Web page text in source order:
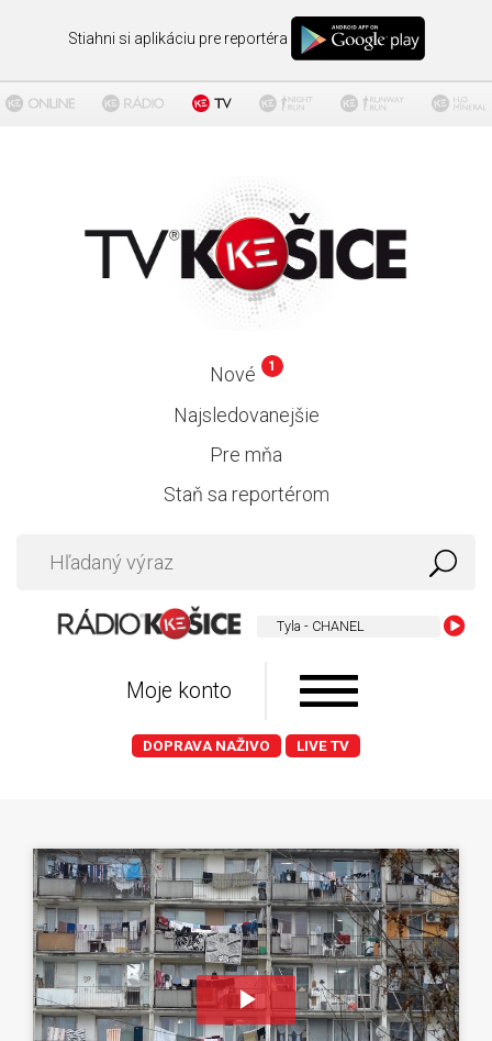
Stiahni si aplikáciu pre reportéra
Nové 1
Najsledovanejšie
Pre mňa
Staň sa reportérom
Tyla - CHANEL
Moje konto
DOPRAVA NAŽIVO LIVE TV
Play